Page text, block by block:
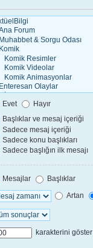
Evet
Hayır
Başlıklar ve mesaj içeriği
Sadece mesaj içeriği
Sadece konu başlıkları
Sadece başlığın ilk mesajı
Mesajlar
Başlıklar
Artan
karakterini göster